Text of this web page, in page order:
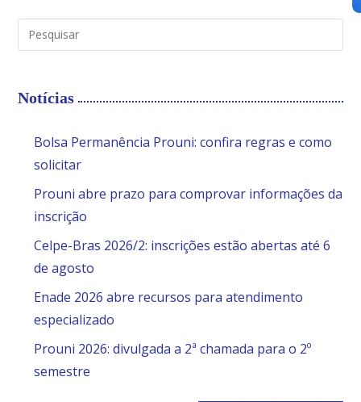
Notícias
Bolsa Permanência Prouni: confira regras e como
solicitar
Prouni abre prazo para comprovar informações da
inscrição
Celpe-Bras 2026/2: inscrições estão abertas até 6
de agosto
Enade 2026 abre recursos para atendimento
especializado
Prouni 2026: divulgada a 2ª chamada para o 2º
semestre